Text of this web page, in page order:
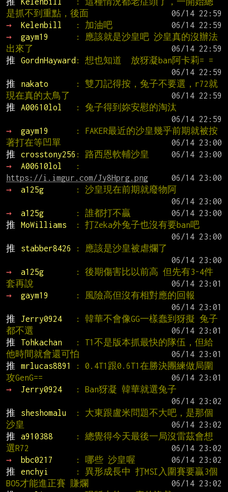
是抓不到重點，後面
→
Kelenbill : 加油吧
→
gaym19
: 應該就是沙皇吧 沙皇真的沒辦法
出來了
推
GordnHayward : 想也知道  放犽凝ban阿卡莉= =
推
nakato
: 雙刀記得按，兔子不要選，r72就
現在真的太鳥了
推
A00610lol
: 兔子得到妳安慰的淘汰
→
gaym19
: FAKER最近的沙皇幾乎前期就被按
著打在等凹單
推
crosstony256 : 路西恩軟輔沙皇
→
A00610lol
https://i.imgur.com/Jy8Hprg.png
→
a125g
: 沙皇現在前期就廢物阿
→
a125g : 誰都打不贏
推
MoWilliams
: 打Zeka外兔子也沒有要ban吧
推
stabber8426
: 應該是沙皇被虐爛了
→
a125g
: 後期傷害比以前高 但先有3-4件
套再說
→
gaym19
: 風險高但沒有相對應的回報
推
Jerry0924
: 韓華不會像GG一樣蠢到犽擬 兔子
都不選
推
Tohkachan
: T1不是版本抓最快的隊伍，但給
他時間就會還可怕
推
mrlucas8891
: 0.4T1跟0.6T1在勝決團練做局圍
攻GenG==
→
Jerry0924
: Ban犽凝 韓華就選兔子
推
sheshomalu
: 大東跟盧米問題不大吧，是那個
沙皇
推
a910388
: 總覺得今天最後一局沒雷茲會想
選R72
→
bbc0217 : 哪些 沙皇喔
推
enchyi
: 異形成長中 打MSI入圍賽要贏3個
BO5才能進正賽 賺爛